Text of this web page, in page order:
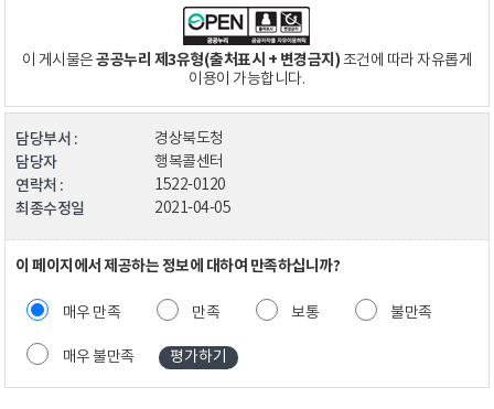
이 게시물은공공누리 제3유형(출처표시 + 변경금지)조건에 따라 자유롭게
이용이 가능합니다.
담당부서 : 경상북도청
담당자 행복콜센터
연락처 : 1522-0120
최종수정일 2021-04-05
이 페이지에서 제공하는 정보에 대하여 만족하십니까?
매우 만족 만족 보통 불만족
매우 불만족